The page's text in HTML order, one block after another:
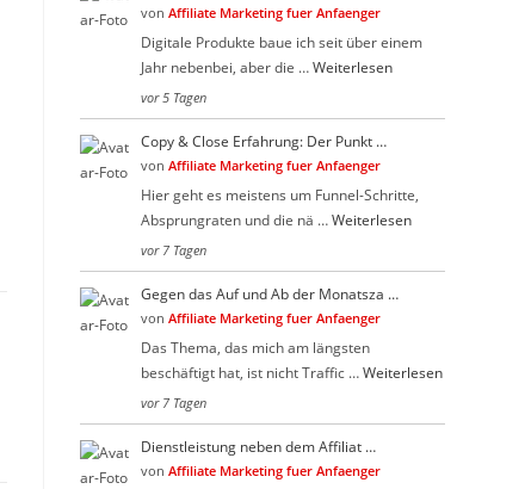
von Affiliate Marketing fuer Anfaenger
Digitale Produkte baue ich seit über einem
Jahr nebenbei, aber die …Weiterlesen
vor 5 Tagen
Copy & Close Erfahrung: Der Punkt …
von Affiliate Marketing fuer Anfaenger
Hier geht es meistens um Funnel-Schritte,
Absprungraten und die nä …Weiterlesen
vor 7 Tagen
Gegen das Auf und Ab der Monatsza …
von Affiliate Marketing fuer Anfaenger
Das Thema, das mich am längsten
beschäftigt hat, ist nicht Traffic …Weiterlesen
vor 7 Tagen
Dienstleistung neben dem Affiliat …
von Affiliate Marketing fuer Anfaenger